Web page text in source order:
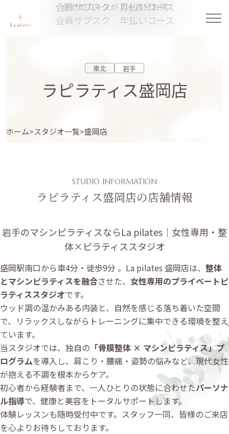
東北 岩手
ラピラティス盛岡店
ホーム スタジオ一覧 盛岡店
STUDIO INFORMATION
ラピラティス盛岡店の店舗情報
岩手のマシンピラティスならLa pilates｜女性専用・整
体×ピラティススタジオ
盛岡駅南口から車4分・徒歩9分 。La pilates 盛岡店は、 整体
とマシンピラティスを融合させた、 女性専用のプライベートピ
ラティススタジオです。
ウッド調の温かみある内装と、自然を感じる落ち着いた空間
で、リラックスしながらトレーニングに集中できる環境を整え
ています。
当スタジオでは、独自の 「骨膜整体 × マシンピラティス」プ
ログラムを導入し、肩こり・腰痛・姿勢の悩みなど、現代女性
が抱える不調を根本からケア。
初心者から経験者まで、一人ひとりの状態に合わせたパーソナ
ル指導で、健康と美容をトータルサポートします。
体験レッスンも随時受付中です。スタッフ一同、皆様のご来店
を心よりお待ちしております。
会員サブスク 月払いコース
全てのコースが２ヶ月分お得
会員サブスク 年払いコース